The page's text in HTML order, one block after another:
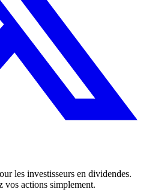
les investisseurs en dividendes.
vos actions simplement.